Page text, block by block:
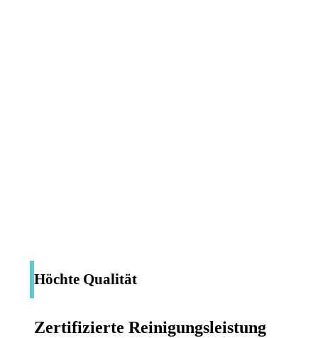
Höchte Qualität
Zertifizierte Reinigungs­leistung